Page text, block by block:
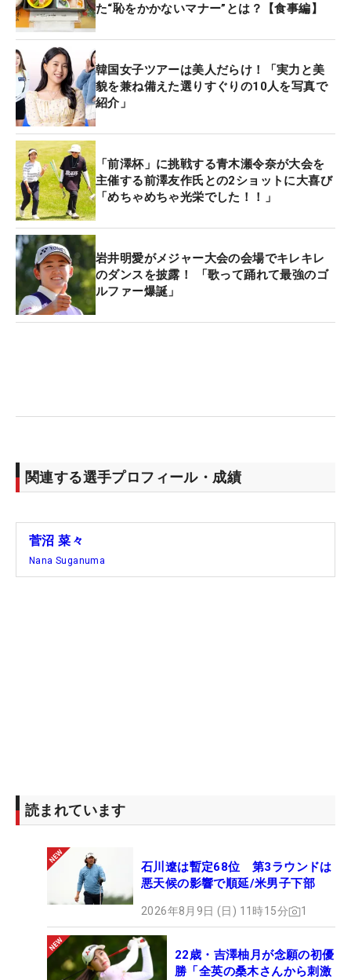
た“恥をかかないマナー”とは？【食事編】
韓国女子ツアーは美人だらけ！「実力と美
貌を兼ね備えた選りすぐりの10人を写真で
紹介」
「前澤杯」に挑戦する青木瀬令奈が大会を
主催する前澤友作氏との2ショットに大喜び
「めちゃめちゃ光栄でした！！」
岩井明愛がメジャー大会の会場でキレキレ
のダンスを披露！ 「歌って踊れて最強のゴ
ルファー爆誕」
関連する選手プロフィール・成績
菅沼 菜々
Nana Suganuma
読まれています
石川遼は暫定68位 第3ラウンドは
悪天候の影響で順延/米男子下部
2026年8月9日 (日) 11時15分 1
22歳・吉澤柚月が念願の初優
勝「全英の桑木さんから刺激